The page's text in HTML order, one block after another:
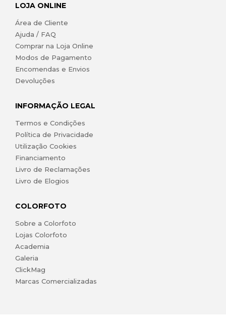
LOJA ONLINE
Área de Cliente
Ajuda / FAQ
Comprar na Loja Online
Modos de Pagamento
Encomendas e Envios
Devoluções
INFORMAÇÃO LEGAL
Termos e Condições
Política de Privacidade
Utilização Cookies
Financiamento
Livro de Reclamações
Livro de Elogios
COLORFOTO
Sobre a Colorfoto
Lojas Colorfoto
Academia
Galeria
ClickMag
Marcas Comercializadas